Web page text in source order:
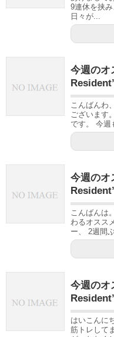
9連休を挟
日々が...
今週のオ
こんばんわ
ございます
です。 今週
今週のオ
こんばんは
わるオスス
ー、 2週間
今週のオ
はいこんに
筋トレして